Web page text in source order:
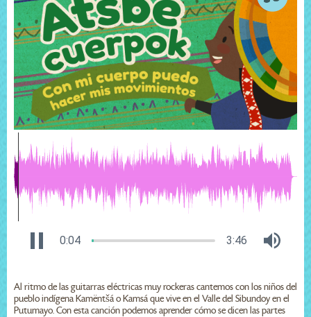
0:04 3:46
Al ritmo de las guitarras eléctricas muy rockeras cantemos con los niños del
pueblo indígena Kamëntšá o Kamsá que vive en el Valle del Sibundoy en el
Putumayo. Con esta canción podemos aprender cómo se dicen las partes